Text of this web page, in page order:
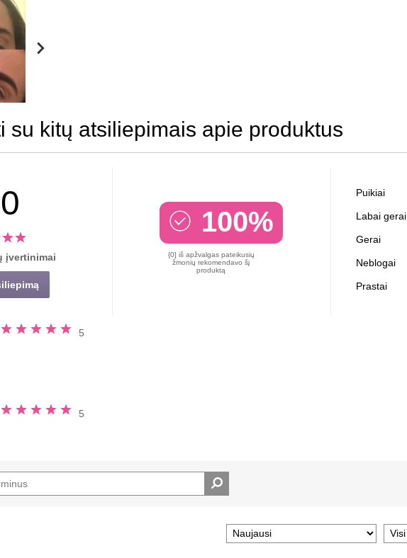
su kitų atsiliepimais apie produktus
įvertinimai
100%
{0] iš apžvalgas pateikusių
žmonių rekomendavo šį
produktą
Puikiai
Labai gerai
Gerai
Neblogai
Prastai
5
Įvertinta
5.0
5
Įvertinta
5.0